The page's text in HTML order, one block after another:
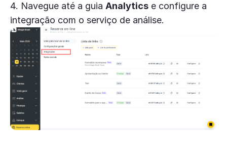
4. Navegue até a guia Analytics e configure a
integração com o serviço de análise.